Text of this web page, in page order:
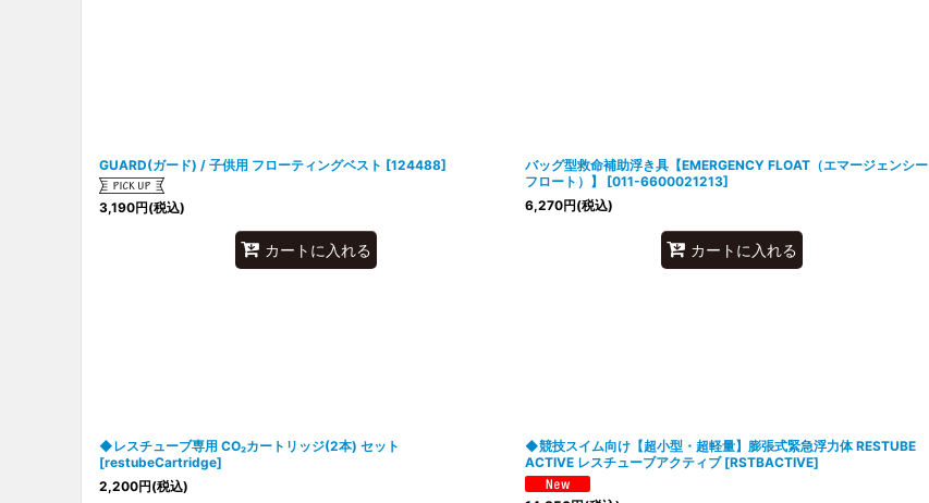
GUARD(ガード) / 子供用 フローティングベスト [124488]
3,190円(税込)
カートに入れる
バッグ型救命補助浮き具【EMERGENCY FLOAT（エマージェンシー
フロート）】
[011-6600021213]
6,270円(税込)
カートに入れる
◆レスチューブ専用 CO₂カートリッジ(2本) セット
[restubeCartridge]
2,200円(税込)
◆競技スイム向け【超小型・超軽量】膨張式緊急浮力体 RESTUBE
ACTIVE レスチューブアクティブ [RSTBACTIVE]